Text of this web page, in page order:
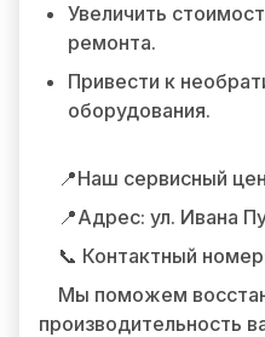
Увеличить
ремонта.
Привести к
оборудования.
📍Наш сервисный
📍Адрес: ул. Ивана
📞 Контактный
Мы поможем
производительность